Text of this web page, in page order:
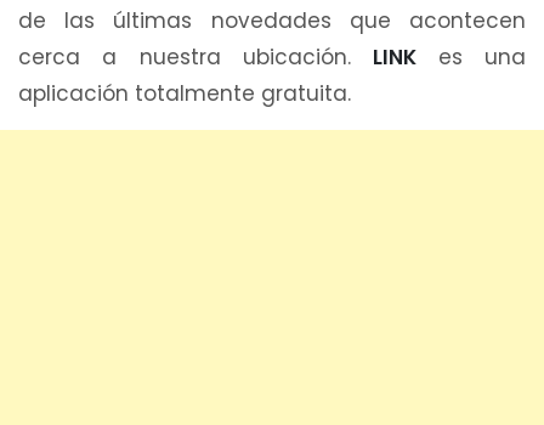
de las últimas novedades que acontecen
cerca a nuestra ubicación. LINK es una
aplicación totalmente gratuita.